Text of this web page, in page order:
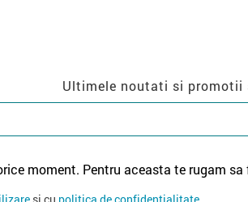
Ultimele noutati si promotii
moment. Pentru aceasta te rugam